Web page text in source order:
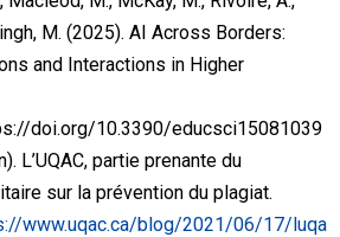
M. (2025). AI Across Borders:
and Interactions in Higher
doi.org/10.3390/educsci15081039
L’UQAC, partie prenante du
sur la prévention du plagiat.
www.uqac.ca/blog/2021/06/17/luqa